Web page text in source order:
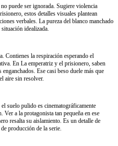
puede ser ignorada. Sugiere violencia
estos detalles visuales plantean
verbales. La pureza del blanco manchado
idealizada.
Contienes la respiración esperando el
En La emperatriz y el prisionero, saben
Ese casi beso duele más que
aire sin resolver.
suelo pulido es cinematográficamente
a la protagonista tan pequeña en ese
resalta su aislamiento. Es un detalle de
producción de la serie.